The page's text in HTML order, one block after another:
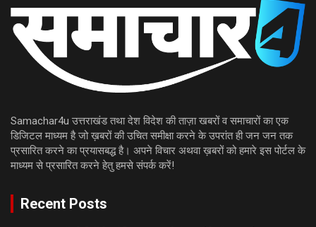
Samachar4u उत्तराखंड तथा देश विदेश की ताज़ा खबरों व समाचारों का एक
डिजिटल माध्यम है जो ख़बरों की उचित समीक्षा करने के उपरांत ही जन जन तक
प्रसारित करने का प्रयासबद्ध है। अपने विचार अथवा ख़बरों को हमारे इस पोर्टल के
माध्यम से प्रसारित करने हेतु हमसे संपर्क करें!
Recent Posts